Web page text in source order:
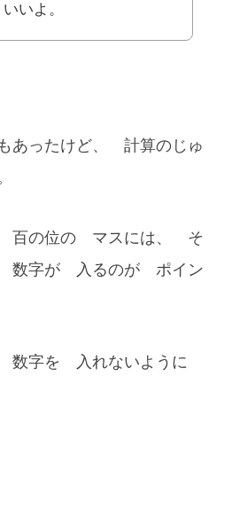
いよ。
あったけど、 計算のじゅ
百の位の マスには、 そ
数字が 入るのが ポイン
数字を 入れないように